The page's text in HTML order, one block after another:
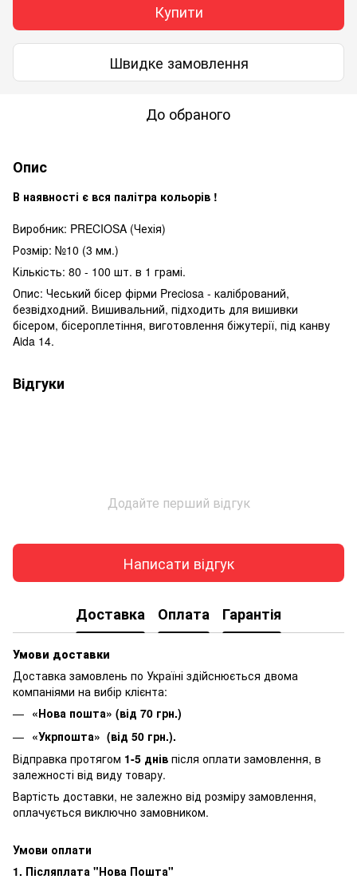
Купити
Швидке замовлення
До обраного
Опис
В наявності є вся палітра кольорів !
Виробник: PRECIOSA (Чехія)
Розмір: №10 (3 мм.)
Кількість: 80 - 100 шт. в 1 грамі.
Опис: Чеський бісер фірми Preciosa - калібрований,
безвідходний. Вишивальний, підходить для вишивки
бісером, бісероплетіння, виготовлення біжутерії, під канву
Aida 14.
Відгуки
Додайте перший відгук
Написати відгук
Доставка Оплата Гарантія
Умови доставки
Доставка замовлень по Україні здійснюється двома
компаніями на вибір клієнта:
«Нова пошта» (від 70 грн.)
«Укрпошта» (від 50 грн.).
Відправка протягом 1-5 днів після оплати замовлення, в
залежності від виду товару.
Вартість доставки, не залежно від розміру замовлення,
оплачується виключно замовником.
Умови оплати
1. Післяплата "Нова Пошта"